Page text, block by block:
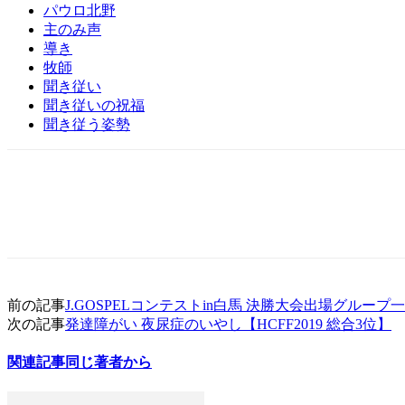
パウロ北野
主のみ声
導き
牧師
聞き従い
聞き従いの祝福
聞き従う姿勢
前の記事J.GOSPELコンテストin白馬 決勝大会出場グループ
次の記事発達障がい 夜尿症のいやし【HCFF2019 総合3位】
関連記事同じ著者から